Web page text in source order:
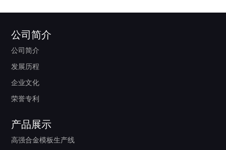
公司简介
公司简介
发展历程
企业文化
荣誉专利
产品展示
高强合金模板生产线